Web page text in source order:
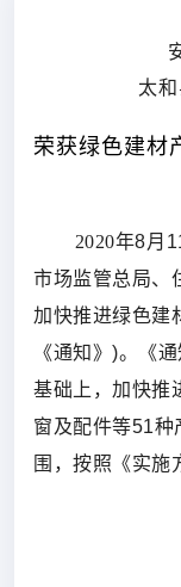
太
荣获绿色建材
2020年8月
市场监管总局、
加快推进绿色建
《通知》)。《
基础上，加快推
窗及配件等51种
围，按照《实施